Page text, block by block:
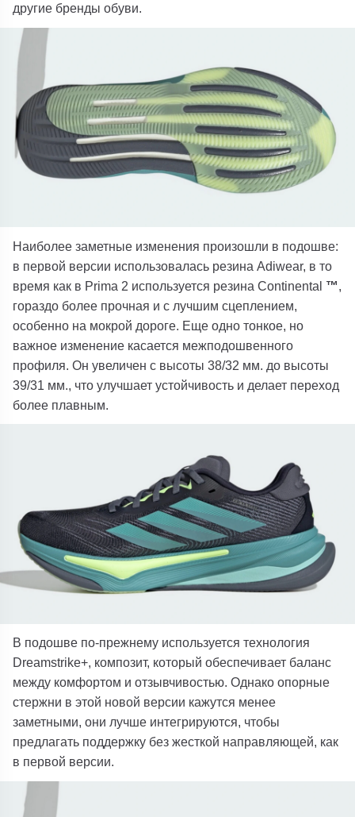
другие бренды обуви.
Наиболее заметные изменения произошли в подошве:
в первой версии использовалась резина Adiwear, в то
время как в Prima 2 используется резина Continental ™,
гораздо более прочная и с лучшим сцеплением,
особенно на мокрой дороге. Еще одно тонкое, но
важное изменение касается межподошвенного
профиля. Он увеличен с высоты 38/32 мм. до высоты
39/31 мм., что улучшает устойчивость и делает переход
более плавным.
В подошве по-прежнему используется технология
Dreamstrike+, композит, который обеспечивает баланс
между комфортом и отзывчивостью. Однако опорные
стержни в этой новой версии кажутся менее
заметными, они лучше интегрируются, чтобы
предлагать поддержку без жесткой направляющей, как
в первой версии.